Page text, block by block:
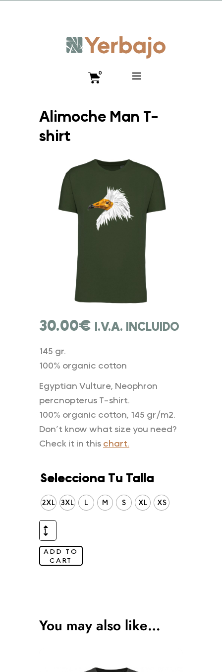
0
Alimoche Man T-
shirt
30.00€ I.V.A. INCLUIDO
145 gr.
100% organic cotton
Egyptian Vulture, Neophron
percnopterus T-shirt.
100% organic cotton, 145 gr/m2.
Don’t know what size you need?
Check it in this chart.
Selecciona Tu Talla
2XL 3XL L M S XL XS
ADD TO
CART
You may also like…